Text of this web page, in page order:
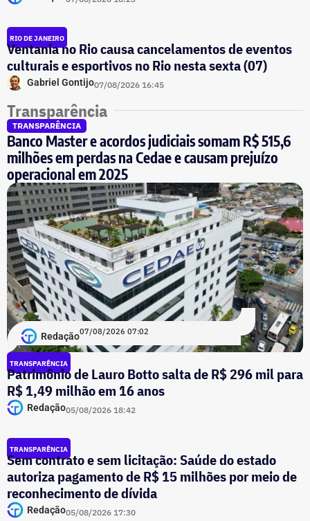
RIO DE JANEIRO
Ventania no Rio causa cancelamentos de eventos
culturais e esportivos no Rio nesta sexta (07)
Gabriel Gontijo07/08/2026 16:45
Transparência
TRANSPARÊNCIA
Banco Master e acordos judiciais somam R$ 515,6
milhões em perdas na Cedae e causam prejuízo
operacional em 2025
Redação07/08/2026 07:02
TRANSPARÊNCIA
Patrimônio de Lauro Botto salta de R$ 296 mil para
R$ 1,49 milhão em 16 anos
Redação05/08/2026 18:42
TRANSPARÊNCIA
Sem contrato e sem licitação: Saúde do estado
autoriza pagamento de R$ 15 milhões por meio de
reconhecimento de dívida
Redação05/08/2026 17:30